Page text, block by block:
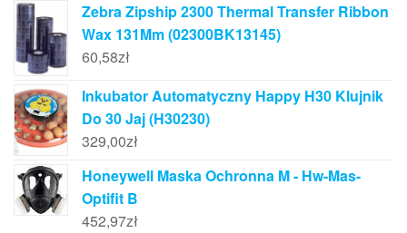
Zebra Zipship 2300 Thermal Transfer Ribbon
Wax 131Mm (02300BK13145)
60,58zł
Inkubator Automatyczny Happy H30 Klujnik
Do 30 Jaj (H30230)
329,00zł
Honeywell Maska Ochronna M - Hw-Mas-
Optifit B
452,97zł